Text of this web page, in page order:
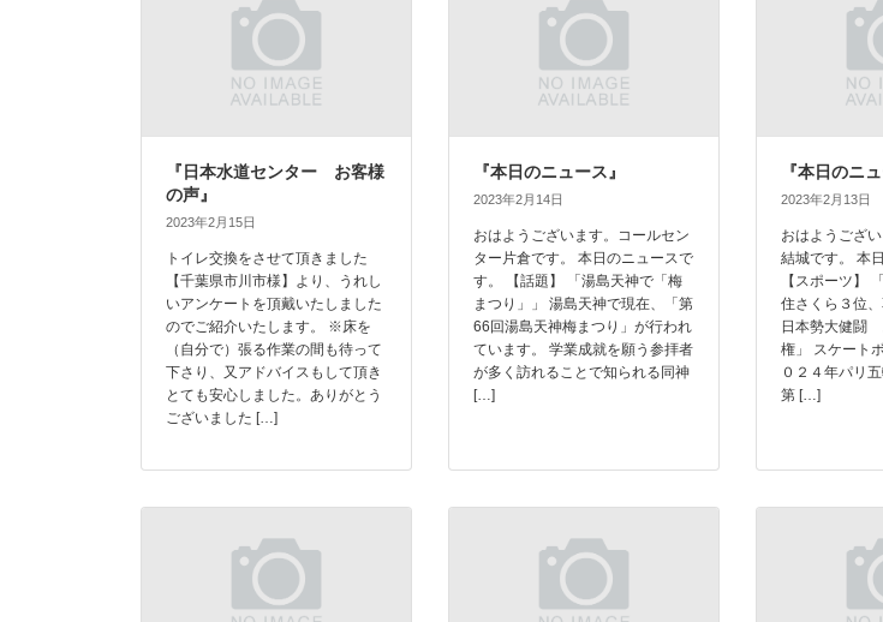
『日本水道センター お客様
の声』
2023年2月15日
トイレ交換をさせて頂きました
【千葉県市川市様】より、うれし
いアンケートを頂戴いたしました
のでご紹介いたします。 ※床を
（自分で）張る作業の間も待って
下さり、又アドバイスもして頂き
とても安心しました。ありがとう
ございました […]
『本日のニュース』
2023年2月14日
おはようございます。コールセン
ター片倉です。 本日のニュースで
す。 【話題】 「湯島天神で「梅
まつり」」 湯島天神で現在、「第
66回湯島天神梅まつり」が行われ
ています。 学業成就を願う参拝者
が多く訪れることで知られる同神
[…]
『本日のニュ
2023年2月13日
おはようござ
結城です。 本
【スポーツ】
住さくら３位
日本勢大健闘
権」 スケート
０２４年パリ
第 […]